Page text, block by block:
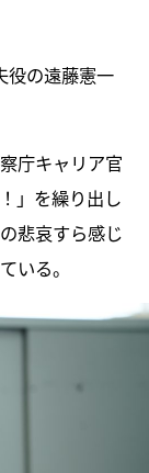
役の遠藤憲一
庁キャリア官
」を繰り出し
悲哀すら感じ
いる。